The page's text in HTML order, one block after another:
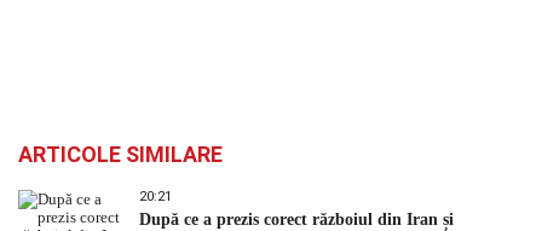
ARTICOLE SIMILARE
20:21
După ce a prezis corect războiul din Iran și